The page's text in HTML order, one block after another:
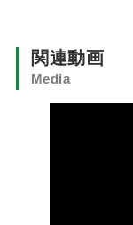
関連動画
Media